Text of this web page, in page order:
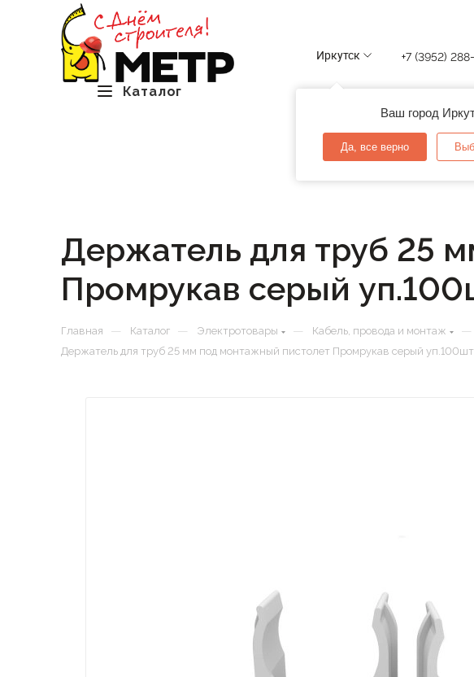
Каталог
Иркутск
Ваш город
Да, все верно
+7 (3952)
Держатель для труб 25
Промрукав серый
Главная — Каталог — Электротовары — Кабель, провода и монтаж —
Держатель для труб 25 мм под монтажный пистолет Промрукав серый уп.100шт.